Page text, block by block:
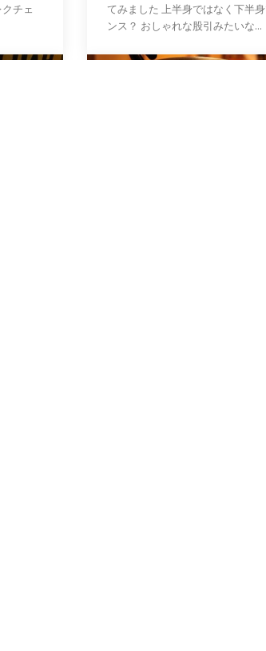
てみました 上半身ではなく下半身です スパッツ？レギ
ンス？ おしゃれな股引みたいな...